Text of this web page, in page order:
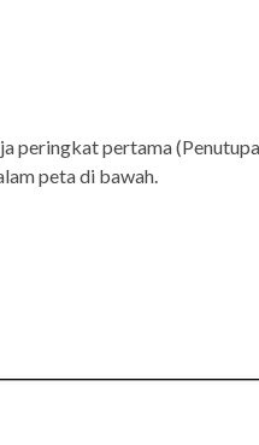
peringkat pertama
peta di bawah.